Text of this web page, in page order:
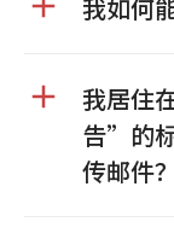
我如何
我居住
告”的
传邮件？